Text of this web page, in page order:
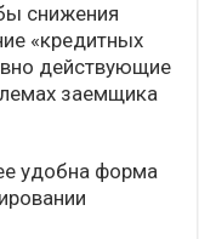
снижения
«кредитных
действующие
заемщика
удобна форма